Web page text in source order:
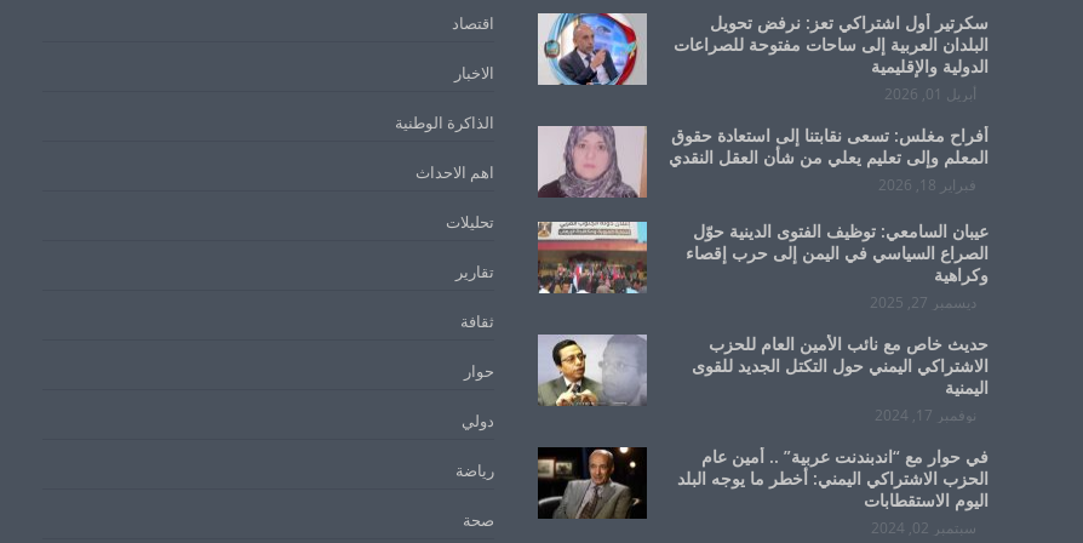
اقتصاد
الاخبار
الذاكرة الوطنية
اهم الاحداث
تحليلات
تقارير
ثقافة
حوار
دولي
رياضة
صحة
سكرتير أول اشتراكي تعز: نرفض تحويل
البلدان العربية إلى ساحات مفتوحة للصراعات
الدولية والإقليمية
أبريل 01, 2026
أفراح مغلس: تسعى نقابتنا إلى استعادة حقوق
المعلم وإلى تعليم يعلي من شأن العقل النقدي
فبراير 18, 2026
عيبان السامعي: توظيف الفتوى الدينية حوّل
الصراع السياسي في اليمن إلى حرب إقصاء
وكراهية
ديسمبر 27, 2025
حديث خاص مع نائب الأمين العام للحزب
الاشتراكي اليمني حول التكتل الجديد للقوى
اليمنية
نوفمبر 17, 2024
في حوار مع “اندبندنت عربية” .. أمين عام
الحزب الاشتراكي اليمني: أخطر ما يوجه البلد
اليوم الاستقطابات
سبتمبر 02, 2024